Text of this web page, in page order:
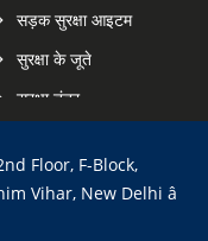
सड़क सुरक्षा आइटम
सुरक्षा के जूते
सुरक्षा तंत्र
चाल के धबके
Floor, F-Block,
Vihar, New Delhi â